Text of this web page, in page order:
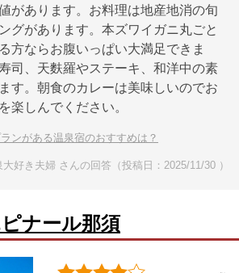
があります。お料理は地産地消の旬
グがあります。本ズワイガニ丸ごと
方ならお腹いっぱい大満足できま
司、天麩羅やステーキ、和洋中の素
す。朝食のカレーは美味しいのでお
楽しんでください。
ンがある温泉宿のおすすめは？
大好き夫婦 さんの回答（投稿日：2025/11/30 ）
ナール那須